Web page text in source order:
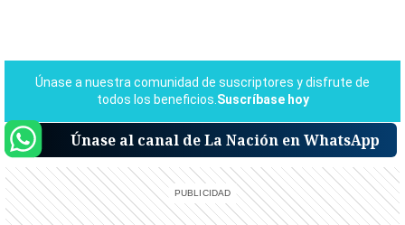
Únase al canal de La Nación en WhatsApp